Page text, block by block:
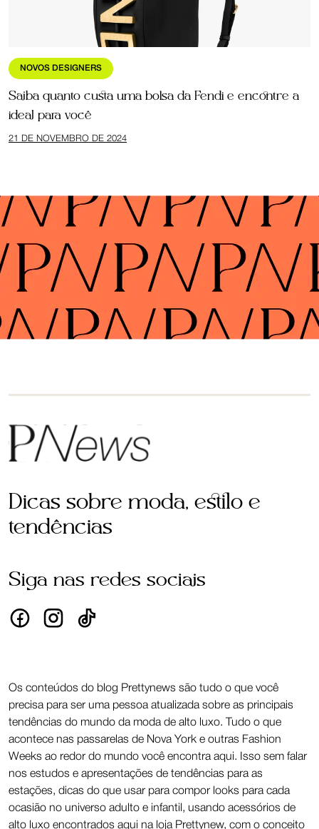
NOVOS DESIGNERS
Saiba quanto custa uma bolsa da Fendi e encontre a
ideal para você
21 DE NOVEMBRO DE 2024
Dicas sobre moda, estilo e
tendências
Siga nas redes sociais
Os conteúdos do blog Prettynews são tudo o que você
precisa para ser uma pessoa atualizada sobre as principais
tendências do mundo da moda de alto luxo. Tudo o que
acontece nas passarelas de Nova York e outras Fashion
Weeks ao redor do mundo você encontra aqui. Isso sem falar
nos estudos e apresentações de tendências para as
estações, dicas do que usar para compor looks para cada
ocasião no universo adulto e infantil, usando acessórios de
alto luxo encontrados aqui na loja Prettynew, com o conceito